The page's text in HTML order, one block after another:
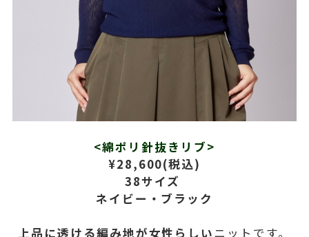
<綿ポリ針抜きリブ>
¥28,600(税込)
38サイズ
ネイビー・ブラック
上品に透ける編み地が女性らしいニットです。